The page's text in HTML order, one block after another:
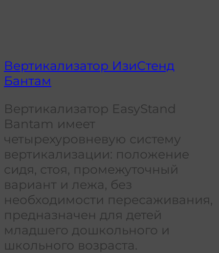
Вертикализатор ИзиСтенд
Бантам
Вертикализатор EasyStand
Bantam имеет
четырехуровневую систему
вертикализации: положение
сидя, стоя, промежуточный
вариант и лежа, без
необходимости пересаживания,
предназначен для детей
младшего дошкольного и
школьного возраста.